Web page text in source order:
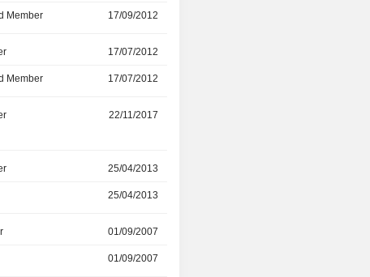
Member 17/09/2012
17/07/2012
Member 17/07/2012
22/11/2017
25/04/2013
25/04/2013
01/09/2007
01/09/2007